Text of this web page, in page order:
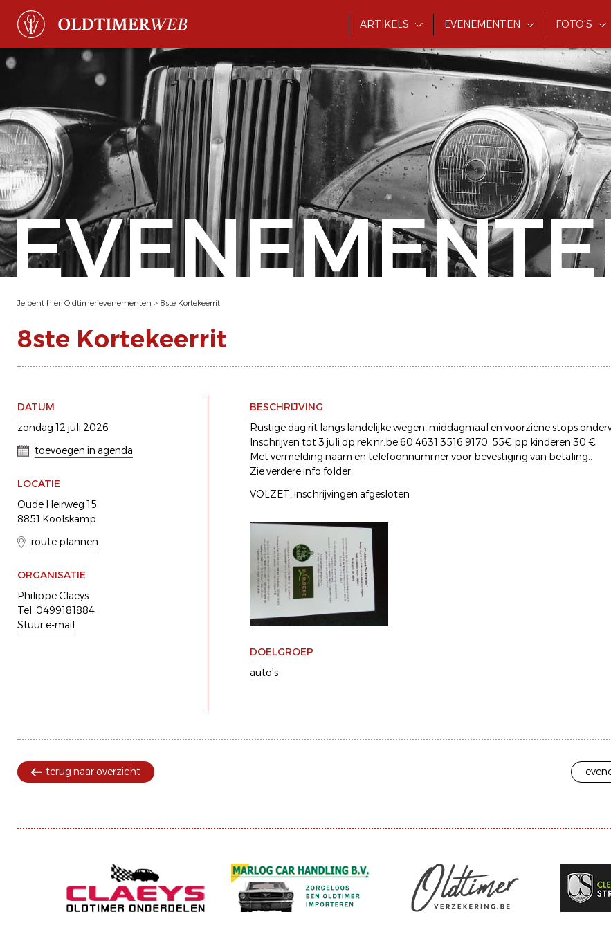
ARTIKELS EVENEMENTEN FOTO'S
Je bent hier: Oldtimer evenementen > 8ste Kortekeerrit
8ste Kortekeerrit
DATUM
zondag 12 juli 2026
toevoegen in agenda
LOCATIE
Oude Heirweg 15
8851 Koolskamp
route plannen
ORGANISATIE
Philippe Claeys
Tel. 0499181884
Stuur e-mail
BESCHRIJVING
Rustige dag rit langs landelijke wegen, middagmaal en voorziene stops
Inschrijven tot 3 juli op rek nr.be 60 4631 3516 9170. 55€ pp kinderen 30 €
Met vermelding naam en telefoonnummer voor bevestiging van betaling..
Zie verdere info folder.
VOLZET, inschrijvingen afgesloten
DOELGROEP
auto's
terug naar overzicht